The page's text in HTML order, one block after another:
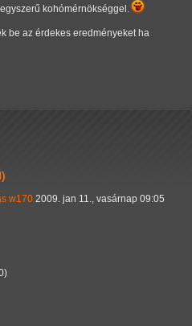
kohómérnökséggel.
be az érdekes eredményeket ha
w170 2009. jan 11., vasárnap 09:05